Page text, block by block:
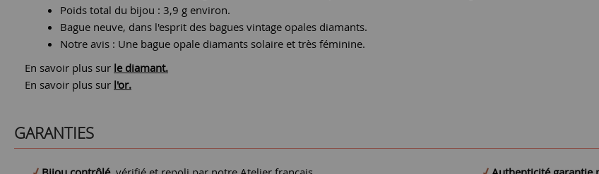
Poids total du bijou : 3,9 g environ.
Bague neuve, dans l'esprit des bagues vintage opales diamants.
Notre avis : Une bague opale diamants solaire et très féminine.
En savoir plus sur le diamant.
En savoir plus sur l'or.
GARANTIES